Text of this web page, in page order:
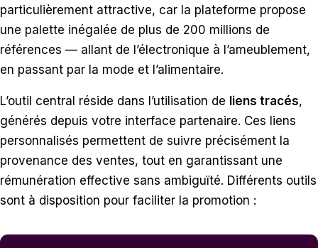
particulièrement attractive, car la plateforme propose
une palette inégalée de plus de 200 millions de
références — allant de l’électronique à l’ameublement,
en passant par la mode et l’alimentaire.
L’outil central réside dans l’utilisation de liens tracés,
générés depuis votre interface partenaire. Ces liens
personnalisés permettent de suivre précisément la
provenance des ventes, tout en garantissant une
rémunération effective sans ambiguïté. Différents outils
sont à disposition pour faciliter la promotion :